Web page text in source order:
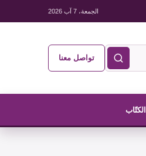
الجمعة، 7 آب 2026
تواصل معنا
الكتّاب